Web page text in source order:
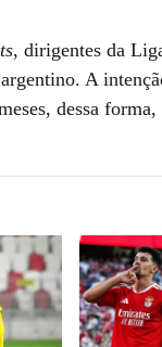
, dirigentes da
A
dessa